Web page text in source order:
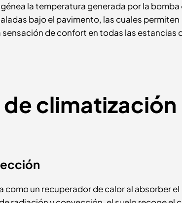
la temperatura generada por la bomba
bajo el pavimento, las cuales permiten
de confort en todas las estancias
climatización
un recuperador de calor al absorber el